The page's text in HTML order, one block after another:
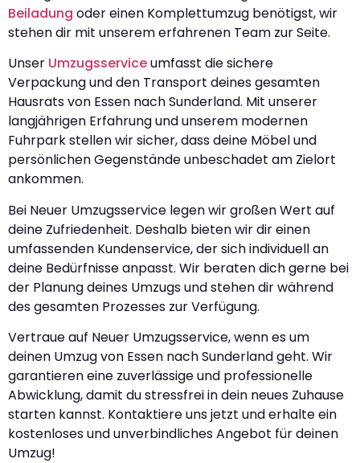
Beiladung oder einen Komplettumzug benötigst, wir
stehen dir mit unserem erfahrenen Team zur Seite.
Unser Umzugsserviceumfasst die sichere
Verpackung und den Transport deines gesamten
Hausrats von Essen nach Sunderland. Mit unserer
langjährigen Erfahrung und unserem modernen
Fuhrpark stellen wir sicher, dass deine Möbel und
persönlichen Gegenstände unbeschadet am Zielort
ankommen.
Bei Neuer Umzugsservice legen wir großen Wert auf
deine Zufriedenheit. Deshalb bieten wir dir einen
umfassenden Kundenservice, der sich individuell an
deine Bedürfnisse anpasst. Wir beraten dich gerne bei
der Planung deines Umzugs und stehen dir während
des gesamten Prozesses zur Verfügung.
Vertraue auf Neuer Umzugsservice, wenn es um
deinen Umzug von Essen nach Sunderland geht. Wir
garantieren eine zuverlässige und professionelle
Abwicklung, damit du stressfrei in dein neues Zuhause
starten kannst. Kontaktiere uns jetzt und erhalte ein
kostenloses und unverbindliches Angebot für deinen
Umzug!